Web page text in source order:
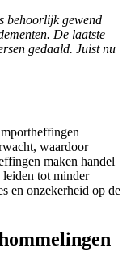
behoorlijk gewend
De laatste
gedaald. Juist nu
waardoor
maken handel
tot minder
en onzekerheid op de